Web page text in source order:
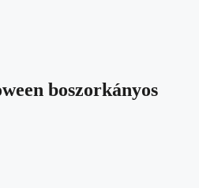
boszorkányos